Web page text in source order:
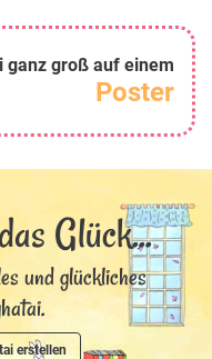
ganz groß auf einem
Poster
Glück...
und glückliches
erstellen